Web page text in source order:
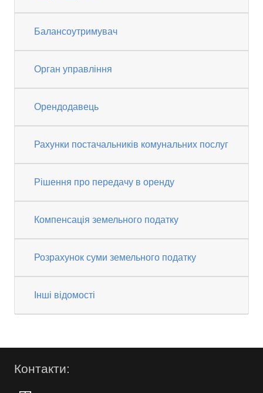
Балансоутримувач
Орган управління
Орендодавець
Рахунки постачальників комунальних послуг
Рішення про передачу в оренду
Компенсація земельного податку
Розрахунок суми земельного податку
Інші відомості
Контакти: